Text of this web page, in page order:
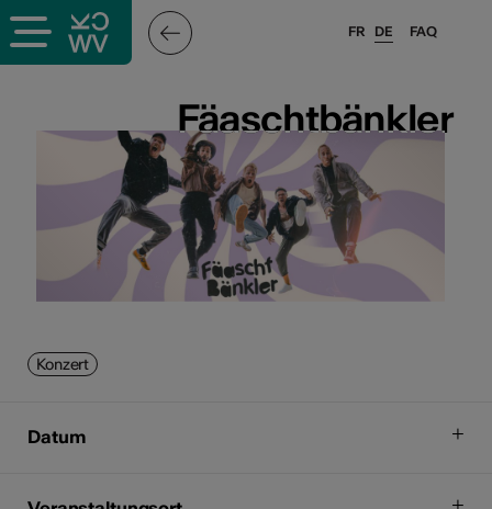
FAQ
FR DE
Fäaschtbänkler
Fäaschtbänkler
Konzert
Datum